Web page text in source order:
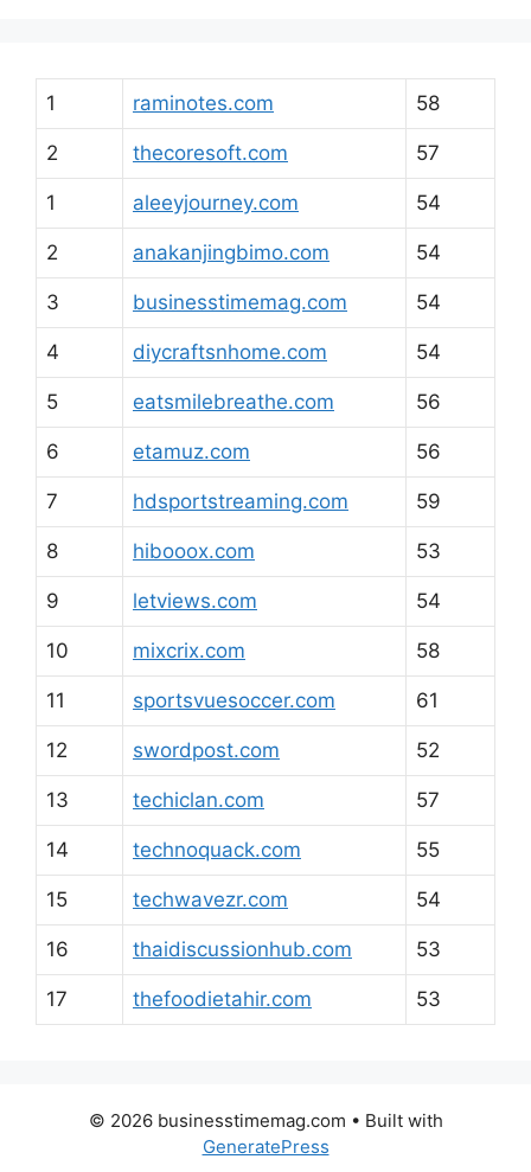
1 raminotes.com 58
2 thecoresoft.com 57
1 aleeyjourney.com 54
2 anakanjingbimo.com 54
3 businesstimemag.com 54
4 diycraftsnhome.com 54
5 eatsmilebreathe.com 56
6 etamuz.com 56
7 hdsportstreaming.com 59
8 hibooox.com 53
9 letviews.com 54
10 mixcrix.com 58
11 sportsvuesoccer.com 61
12 swordpost.com 52
13 techiclan.com 57
14 technoquack.com 55
15 techwavezr.com 54
16 thaidiscussionhub.com 53
17 thefoodietahir.com 53
© 2026 businesstimemag.com • Built with
GeneratePress